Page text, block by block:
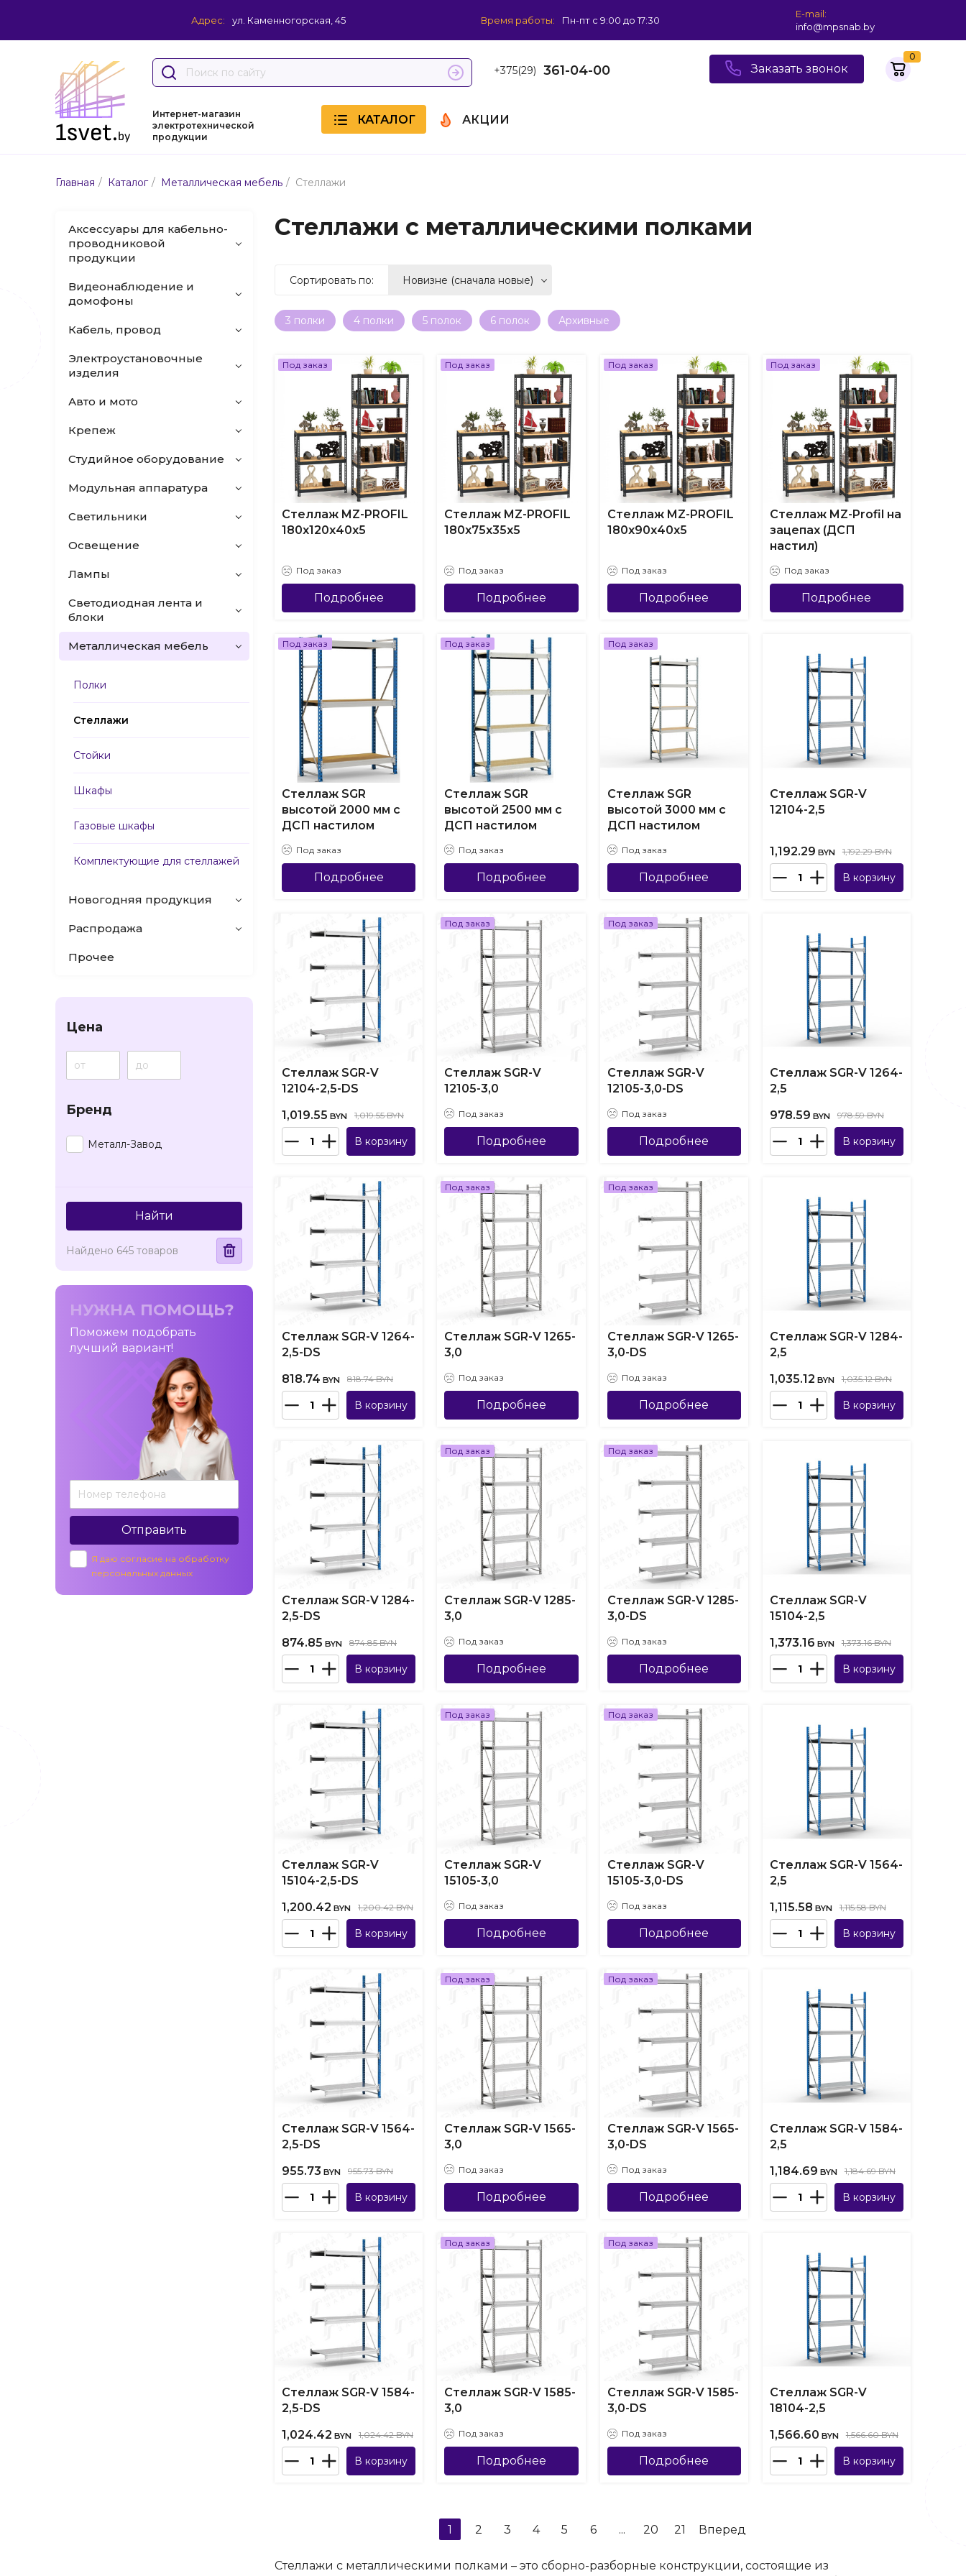
Адрес: ул. Каменногорская, 45 Время работы: Пн-пт с 9:00 до 17:30
E-mail:
info@mpsnab.by
+375(29) 361-04-00 Заказать звонок
0
Интернет-магазин
электротехнической
продукции
КАТАЛОГ АКЦИИ
Главная / Каталог / Металлическая мебель / Стеллажи
Аксессуары для кабельно-
проводниковой
продукции
Видеонаблюдение и
домофоны
Кабель, провод
Электроустановочные
изделия
Авто и мото
Крепеж
Студийное оборудование
Модульная аппаратура
Светильники
Освещение
Лампы
Светодиодная лента и
блоки
Металлическая мебель
Полки
Стеллажи
Стойки
Шкафы
Газовые шкафы
Комплектующие для стеллажей
Новогодняя продукция
Распродажа
Прочее
Цена
Бренд
Металл-Завод
Найти
Найдено 645 товаров
НУЖНА ПОМОЩЬ?
Поможем подобрать
лучший вариант!
Отправить
Я даю согласие на обработку
персональных данных
Стеллажи с металлическими полками
Сортировать по: Новизне (сначала новые)
Цене (сначала дорогие)
Цене (сначала дешевые)
3 полки 4 полки 5 полок 6 полок Архивные
Под заказ
Стеллаж MZ-PROFIL
180х120х40х5
Под заказ
Подробнее
Под заказ
Стеллаж MZ-PROFIL
180х75х35х5
Под заказ
Подробнее
Под заказ
Стеллаж MZ-PROFIL
180х90х40х5
Под заказ
Подробнее
Под заказ
Стеллаж MZ-Profil на
зацепах (ДСП
настил)
Под заказ
Подробнее
Под заказ
Стеллаж SGR
высотой 2000 мм с
ДСП настилом
Под заказ
Подробнее
Под заказ
Стеллаж SGR
высотой 2500 мм с
ДСП настилом
Под заказ
Подробнее
Под заказ
Стеллаж SGR
высотой 3000 мм с
ДСП настилом
Под заказ
Подробнее
Стеллаж SGR-V
12104-2,5
1,192.29 BYN 1,192.29 BYN
В корзину
Стеллаж SGR-V
12104-2,5-DS
1,019.55 BYN 1,019.55 BYN
В корзину
Под заказ
Стеллаж SGR-V
12105-3,0
Под заказ
Подробнее
Под заказ
Стеллаж SGR-V
12105-3,0-DS
Под заказ
Подробнее
Стеллаж SGR-V 1264-
2,5
978.59 BYN 978.59 BYN
В корзину
Стеллаж SGR-V 1264-
2,5-DS
818.74 BYN 818.74 BYN
В корзину
Под заказ
Стеллаж SGR-V 1265-
3,0
Под заказ
Подробнее
Под заказ
Стеллаж SGR-V 1265-
3,0-DS
Под заказ
Подробнее
Стеллаж SGR-V 1284-
2,5
1,035.12 BYN 1,035.12 BYN
В корзину
Стеллаж SGR-V 1284-
2,5-DS
874.85 BYN 874.85 BYN
В корзину
Под заказ
Стеллаж SGR-V 1285-
3,0
Под заказ
Подробнее
Под заказ
Стеллаж SGR-V 1285-
3,0-DS
Под заказ
Подробнее
Стеллаж SGR-V
15104-2,5
1,373.16 BYN 1,373.16 BYN
В корзину
Стеллаж SGR-V
15104-2,5-DS
1,200.42 BYN 1,200.42 BYN
В корзину
Под заказ
Стеллаж SGR-V
15105-3,0
Под заказ
Подробнее
Под заказ
Стеллаж SGR-V
15105-3,0-DS
Под заказ
Подробнее
Стеллаж SGR-V 1564-
2,5
1,115.58 BYN 1,115.58 BYN
В корзину
Стеллаж SGR-V 1564-
2,5-DS
955.73 BYN 955.73 BYN
В корзину
Под заказ
Стеллаж SGR-V 1565-
3,0
Под заказ
Подробнее
Под заказ
Стеллаж SGR-V 1565-
3,0-DS
Под заказ
Подробнее
Стеллаж SGR-V 1584-
2,5
1,184.69 BYN 1,184.69 BYN
В корзину
Стеллаж SGR-V 1584-
2,5-DS
1,024.42 BYN 1,024.42 BYN
В корзину
Под заказ
Стеллаж SGR-V 1585-
3,0
Под заказ
Подробнее
Под заказ
Стеллаж SGR-V 1585-
3,0-DS
Под заказ
Подробнее
Стеллаж SGR-V
18104-2,5
1,566.60 BYN 1,566.60 BYN
В корзину
1 2 3 4 5 6 ... 20 21 Вперед
Стеллажи с металлическими полками – это сборно-разборные конструкции, состоящие из